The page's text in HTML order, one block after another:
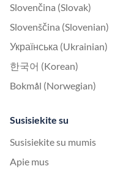
Slovenčina (Slovak)
Slovenščina (Slovenian)
Українська (Ukrainian)
한국어 (Korean)
Bokmål (Norwegian)
Susisiekite su
Susisiekite su mumis
Apie mus